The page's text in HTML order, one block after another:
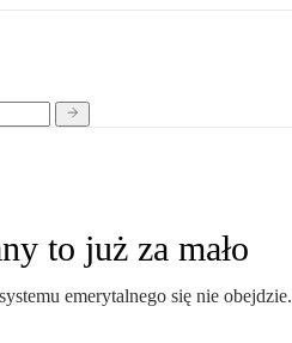
to już za mało
emerytalnego się nie obejdzie.